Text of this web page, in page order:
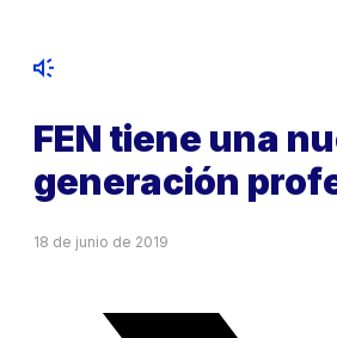
FEN tiene una
generación
18 de junio de 2019